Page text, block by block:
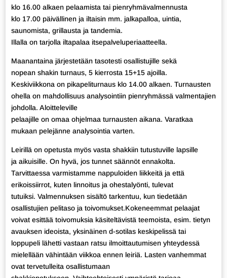
klo 16.00 alkaen pelaamista tai pienryhmävalmennusta
klo 17.00 päivällinen ja iltaisin mm. jalkapalloa, uintia,
saunomista, grillausta ja tandemia.
Illalla on tarjolla iltapalaa itsepalveluperiaatteella.
Maanantaina järjestetään tasotesti osallistujille sekä
nopean shakin turnaus, 5 kierrosta 15+15 ajoilla.
Keskiviikkona on pikapeliturnaus klo 14.00 alkaen. Turnausten
ohella on mahdollisuus analysointiin pienryhmässä valmentajien
johdolla. Aloitteleville
pelaajille on omaa ohjelmaa turnausten aikana. Varatkaa
mukaan pelejänne analysointia varten.
Leirillä on opetusta myös vasta shakkiin tutustuville lapsille
ja aikuisille. On hyvä, jos tunnet säännöt ennakolta.
Tarvittaessa varmistamme nappuloiden liikkeitä ja että
erikoissiirrot, kuten linnoitus ja ohestalyönti, tulevat
tutuiksi. Valmennuksen sisältö tarkentuu, kun tiedetään
osallistujien pelitaso ja toivomukset.Kokeneemmat pelaajat
voivat esittää toivomuksia käsiteltävistä teemoista, esim. tietyn
avauksen ideoista, yksinäinen d-sotilas keskipelissä tai
loppupeli lähetti vastaan ratsu ilmoittautumisen yhteydessä
mielellään vähintään viikkoa ennen leiriä. Lasten vanhemmat
ovat tervetulleita osallistumaan